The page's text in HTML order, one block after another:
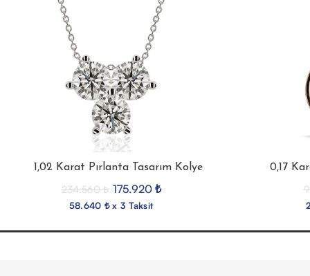
1,02 Karat Pırlanta Tasarım Kolye
234.560₺ 175.920 ₺
58.640 ₺ x 3 Taksit
0,17